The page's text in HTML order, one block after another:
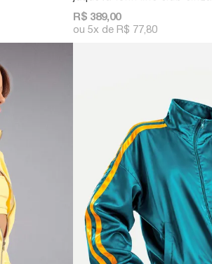
R$ 389,00
5x R$ 77,80